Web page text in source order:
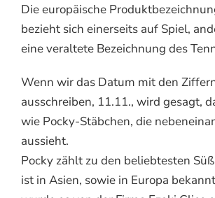
Die europäische
bezieht sich einerseits auf Spiel,
eine veraltete Bezeichnung des
Wenn wir das Datum mit den
ausschreiben, 11.11., wird gesagt,
wie Pocky-Stäbchen, die
aussieht.
Pocky zählt zu den beliebtesten
ist in Asien, sowie in Europa